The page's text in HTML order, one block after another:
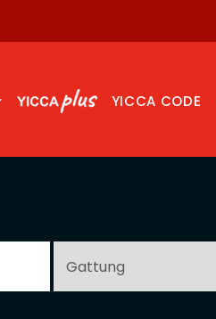
YICCA CODE